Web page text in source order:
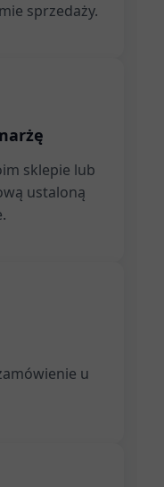
sprzedaży.
sklepie lub
ustaloną
u